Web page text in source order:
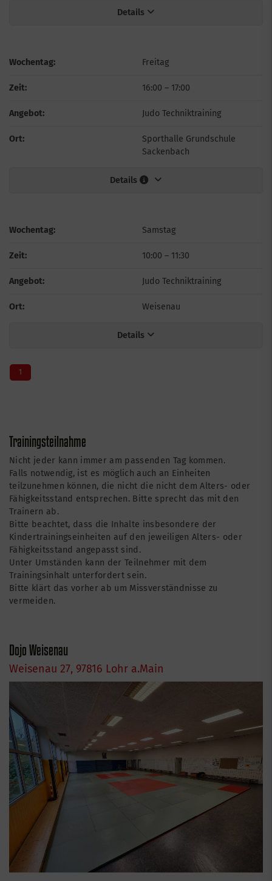
Details
Wochentag: Freitag
Zeit: 16:00 – 17:00
Angebot: Judo Techniktraining
Ort:
Sporthalle Grundschule
Sackenbach
Details
Wochentag: Samstag
Zeit: 10:00 – 11:30
Angebot: Judo Techniktraining
Ort: Weisenau
Details
1
Trainingsteilnahme
Nicht jeder kann immer am passenden Tag kommen.
Falls notwendig, ist es möglich auch an Einheiten
teilzunehmen können, die nicht die nicht dem Alters- oder
Fähigkeitsstand entsprechen. Bitte sprecht das mit den
Trainern ab.
Bitte beachtet, dass die Inhalte insbesondere der
Kindertrainingseinheiten auf den jeweiligen Alters- oder
Fähigkeitsstand angepasst sind.
Unter Umständen kann der Teilnehmer mit dem
Trainingsinhalt unterfordert sein.
Bitte klärt das vorher ab um Missverständnisse zu
vermeiden.
Dojo Weisenau
Weisenau 27, 97816 Lohr a.Main